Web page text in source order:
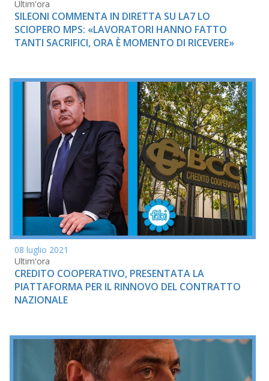
Ultim'ora
SILEONI COMMENTA IN DIRETTA SU LA7 LO
SCIOPERO MPS: «LAVORATORI HANNO FATTO
TANTI SACRIFICI, ORA È MOMENTO DI RICEVERE»
08 luglio 2021
Ultim'ora
CREDITO COOPERATIVO, PRESENTATA LA
PIATTAFORMA PER IL RINNOVO DEL CONTRATTO
NAZIONALE